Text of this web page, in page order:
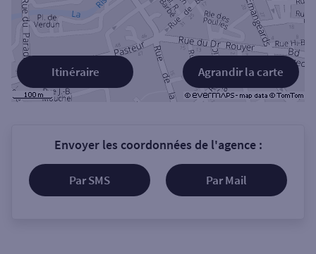
Agrandir la carte
Itinéraire
Envoyer les coordonnées de l'agence :
Par SMS Par Mail